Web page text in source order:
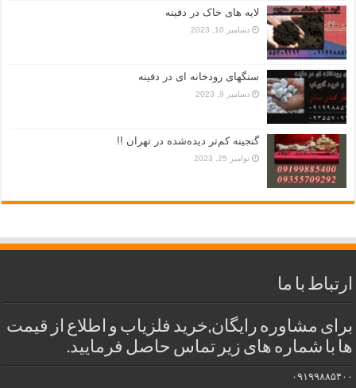
لایه های خاک در دفینه
دسامبر 10, 2023
سنگهای رودخانه ای در دفینه
دسامبر 9, 2023
گنجینه کم‌تر دیده‌شده در تهران !!
نوامبر 25, 2023
ارتباط با ما
برای مشاوره رایگان,خرید فلزیاب و اطلاع از قیمت
ها با شماره های زیر تماس حاصل فرمایید.
۰۹۱۹۹۸۸۵۴۰۰